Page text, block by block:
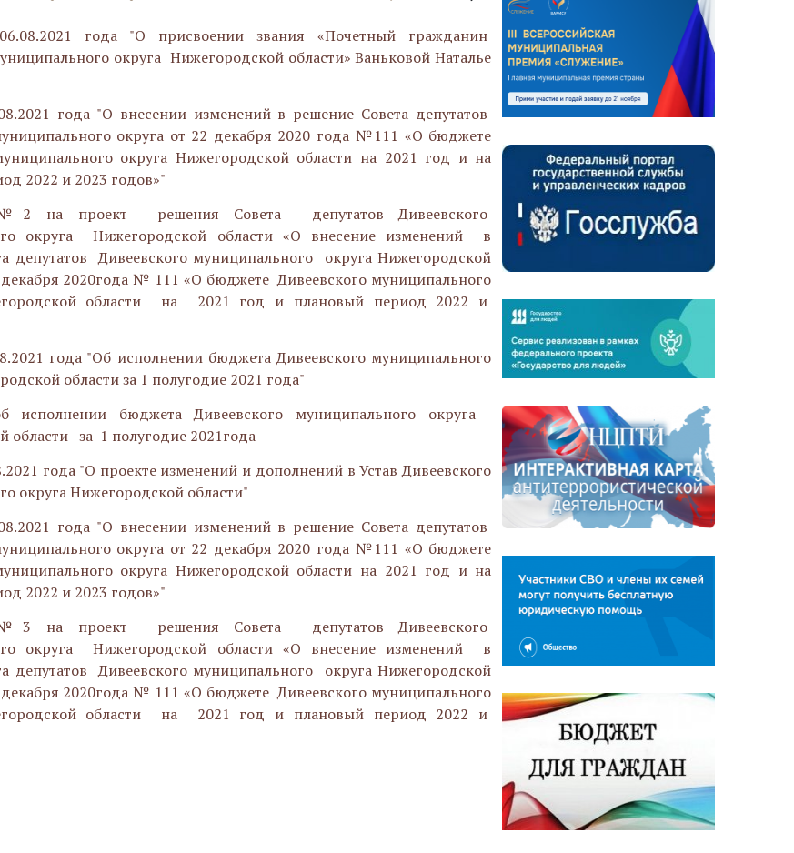
года "О присвоении звания «Почетный гражданин
округа Нижегородской области» Ваньковой Наталье
года "О внесении изменений в решение Совета депутатов
округа от 22 декабря 2020 года №111 «О бюджете
округа Нижегородской области на 2021 год и на
2022 и 2023 годов»"
на проект решения Совета депутатов Дивеевского
округа Нижегородской области «О внесение изменений в
депутатов Дивеевского муниципального округа Нижегородской
2020года № 111 «О бюджете Дивеевского муниципального
области на 2021 год и плановый период 2022 и
года "Об исполнении бюджета Дивеевского муниципального
области за 1 полугодие 2021 года"
исполнении бюджета Дивеевского муниципального округа
области за 1 полугодие 2021года
года "О проекте изменений и дополнений в Устав Дивеевского
округа Нижегородской области"
года "О внесении изменений в решение Совета депутатов
округа от 22 декабря 2020 года №111 «О бюджете
округа Нижегородской области на 2021 год и на
2022 и 2023 годов»"
на проект решения Совета депутатов Дивеевского
округа Нижегородской области «О внесение изменений в
депутатов Дивеевского муниципального округа Нижегородской
2020года № 111 «О бюджете Дивеевского муниципального
области на 2021 год и плановый период 2022 и